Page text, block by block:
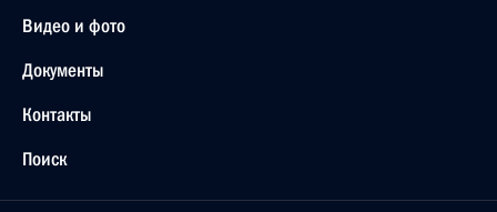
Видео и фото
Документы
Контакты
Поиск